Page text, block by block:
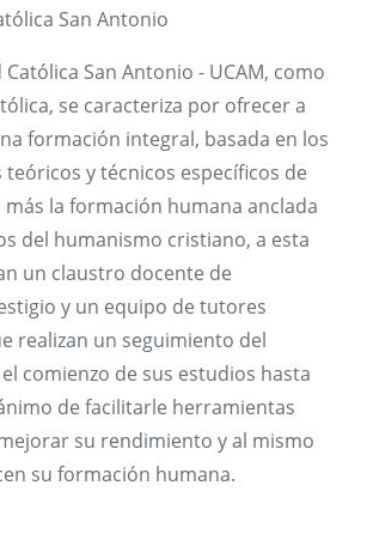
San Antonio
San Antonio - UCAM, como
se caracteriza por ofrecer a
formación integral, basada en los
y técnicos específicos de
la formación humana anclada
del humanismo cristiano, a esta
un claustro docente de
y un equipo de tutores
realizan un seguimiento del
comienzo de sus estudios hasta
de facilitarle herramientas
su rendimiento y al mismo
su formación humana.